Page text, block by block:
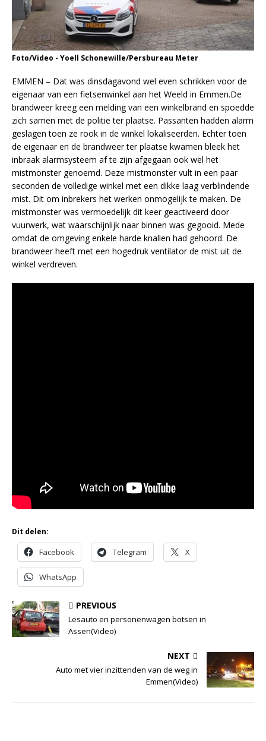
Foto/Video - Yoell Schonewille/Persbureau Meter
EMMEN – Dat was dinsdagavond wel even schrikken voor de
eigenaar van een fietsenwinkel aan het Weeld in Emmen.De
brandweer kreeg een melding van een winkelbrand en spoedde
zich samen met de politie ter plaatse. Passanten hadden alarm
geslagen toen ze rook in de winkel lokaliseerden. Echter toen
de eigenaar en de brandweer ter plaatse kwamen bleek het
inbraak alarmsysteem af te zijn afgegaan ook wel het
mistmonster genoemd. Deze mistmonster vult in een paar
seconden de volledige winkel met een dikke laag verblindende
mist. Dit om inbrekers het werken onmogelijk te maken. De
mistmonster was vermoedelijk dit keer geactiveerd door
vuurwerk, wat waarschijnlijk naar binnen was gegooid. Mede
omdat de omgeving enkele harde knallen had gehoord. De
brandweer heeft met een hogedruk ventilator de mist uit de
winkel verdreven.
Dit delen:
Facebook Telegram X
WhatsApp
PREVIOUS
Lesauto en personenwagen botsen in
Assen(Video)
NEXT
Auto met vier inzittenden van de weg in
Emmen(Video)